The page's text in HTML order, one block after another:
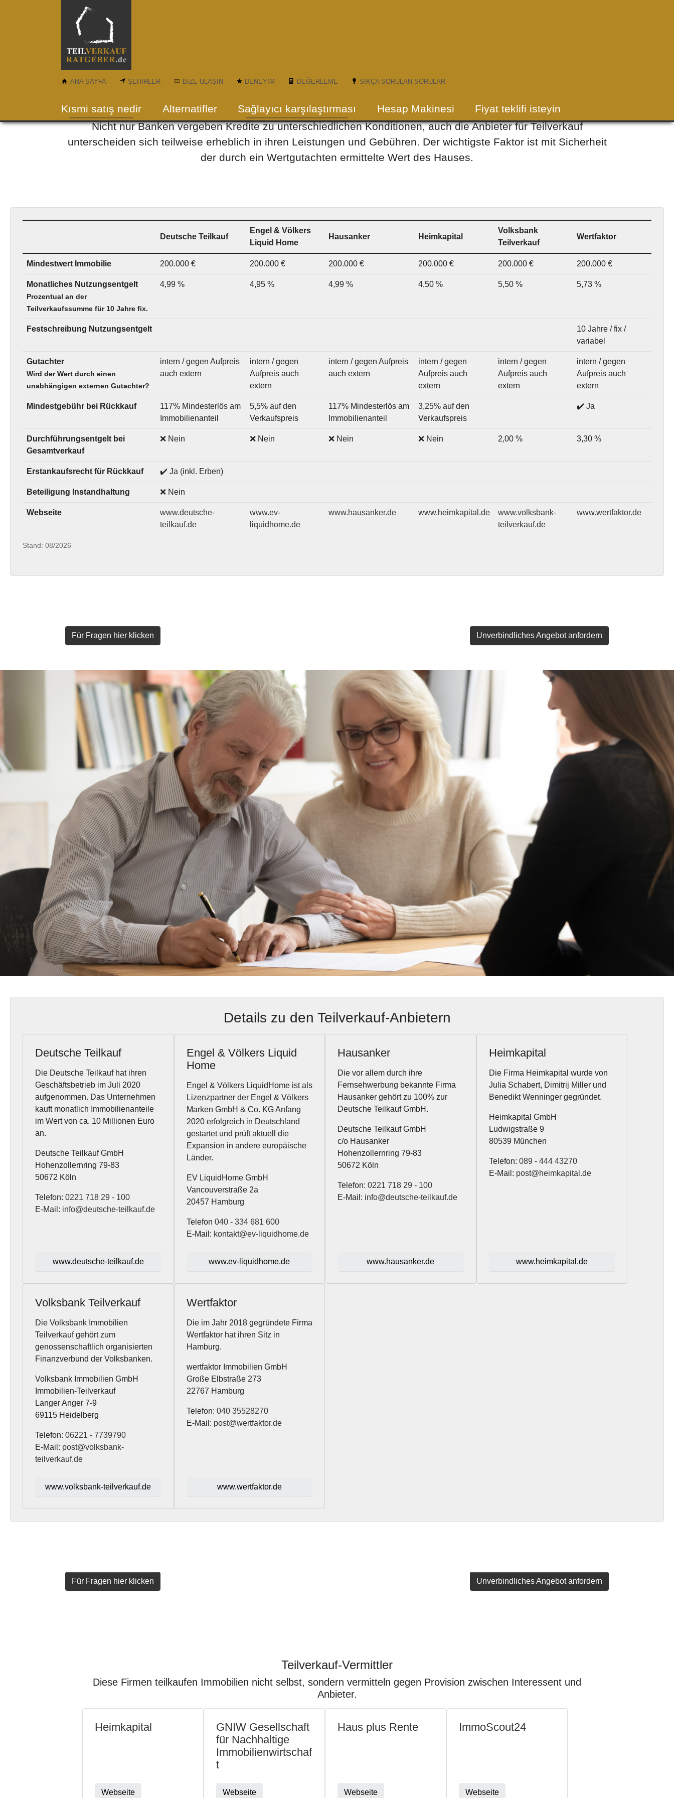
Skip to main content
ANA SAYFA ŞEHIRLER BIZE ULAŞIN DENEYIM DEĞERLEME SIKÇA SORULAN SORULAR
Kısmi satış nedir Alternatifler Sağlayıcı karşılaştırması (current)Hesap Makinesi Fiyat teklifi isteyin
Anbietervergleich
Nicht nur Banken vergeben Kredite zu unterschiedlichen Konditionen, auch die Anbieter für Teilverkauf
unterscheiden sich teilweise erheblich in ihren Leistungen und Gebühren. Der wichtigste Faktor ist mit Sicherheit
der durch ein Wertgutachten ermittelte Wert des Hauses.
Stand: 08/2026
Deutsche Teilkauf
Engel & Völkers
Liquid Home
Hausanker Heimkapital
Volksbank
Teilverkauf
Wertfaktor
Mindestwert Immobilie 200.000 € 200.000 € 200.000 € 200.000 € 200.000 € 200.000 €
Monatliches Nutzungsentgelt
Prozentual an der
Teilverkaufssumme für 10 Jahre fix.
4,99 % 4,95 % 4,99 % 4,50 % 5,50 % 5,73 %
Festschreibung Nutzungsentgelt
10 Jahre / fix /
variabel
Gutachter
Wird der Wert durch einen
unabhängigen externen Gutachter?
intern / gegen Aufpreis
auch extern
intern / gegen
Aufpreis auch
extern
intern / gegen Aufpreis
auch extern
intern / gegen
Aufpreis auch
extern
intern / gegen
Aufpreis auch
extern
intern / gegen
Aufpreis auch
extern
Mindestgebühr bei Rückkauf
117% Mindesterlös am
Immobilienanteil
5,5% auf den
Verkaufspreis
117% Mindesterlös am
Immobilienanteil
3,25% auf den
Verkaufspreis
✔️ Ja
Durchführungsentgelt bei
Gesamtverkauf
❌ Nein ❌ Nein ❌ Nein ❌ Nein 2,00 % 3,30 %
Erstankaufsrecht für Rückkauf ✔️ Ja (inkl. Erben)
Beteiligung Instandhaltung ❌ Nein
Webseite
www.deutsche-
teilkauf.de
www.ev-
liquidhome.de
www.hausanker.de www.heimkapital.de
www.volksbank-
teilverkauf.de
www.wertfaktor.de
Für Fragen hier klicken Unverbindliches Angebot anfordern
Details zu den Teilverkauf-Anbietern
Deutsche Teilkauf
Die Deutsche Teilkauf hat ihren
Geschäftsbetrieb im Juli 2020
aufgenommen. Das Unternehmen
kauft monatlich Immobilienanteile
im Wert von ca. 10 Millionen Euro
an.
Deutsche Teilkauf GmbH
Hohenzollernring 79-83
50672 Köln
Telefon: 0221 718 29 - 100
E-Mail: info@deutsche-teilkauf.de
www.deutsche-teilkauf.de
Engel & Völkers Liquid
Home
Engel & Völkers LiquidHome ist als
Lizenzpartner der Engel & Völkers
Marken GmbH & Co. KG Anfang
2020 erfolgreich in Deutschland
gestartet und prüft aktuell die
Expansion in andere europäische
Länder.
EV LiquidHome GmbH
Vancouverstraße 2a
20457 Hamburg
Telefon 040 - 334 681 600
E-Mail: kontakt@ev-liquidhome.de
www.ev-liquidhome.de
Hausanker
Die vor allem durch ihre
Fernsehwerbung bekannte Firma
Hausanker gehört zu 100% zur
Deutsche Teilkauf GmbH.
Deutsche Teilkauf GmbH
c/o Hausanker
Hohenzollernring 79-83
50672 Köln
Telefon: 0221 718 29 - 100
E-Mail: info@deutsche-teilkauf.de
www.hausanker.de
Heimkapital
Die Firma Heimkapital wurde von
Julia Schabert, Dimitrij Miller und
Benedikt Wenninger gegründet.
Heimkapital GmbH
Ludwigstraße 9
80539 München
Telefon: 089 - 444 43270
E-Mail: post@heimkapital.de
www.heimkapital.de
Volksbank Teilverkauf
Die Volksbank Immobilien
Teilverkauf gehört zum
genossenschaftlich organisierten
Finanzverbund der Volksbanken.
Volksbank Immobilien GmbH
Immobilien-Teilverkauf
Langer Anger 7-9
69115 Heidelberg
Telefon: 06221 - 7739790
E-Mail: post@volksbank-
teilverkauf.de
www.volksbank-teilverkauf.de
Wertfaktor
Die im Jahr 2018 gegründete Firma
Wertfaktor hat ihren Sitz in
Hamburg.
wertfaktor Immobilien GmbH
Große Elbstraße 273
22767 Hamburg
Telefon: 040 35528270
E-Mail: post@wertfaktor.de
www.wertfaktor.de
Für Fragen hier klicken Unverbindliches Angebot anfordern
Teilverkauf-Vermittler
Diese Firmen teilkaufen Immobilien nicht selbst, sondern vermitteln gegen Provision zwischen Interessent und
Anbieter.
Heimkapital
Webseite
GNIW Gesellschaft
für Nachhaltige
Immobilienwirtschaf
t
Webseite
Haus plus Rente
Webseite
ImmoScout24
Webseite